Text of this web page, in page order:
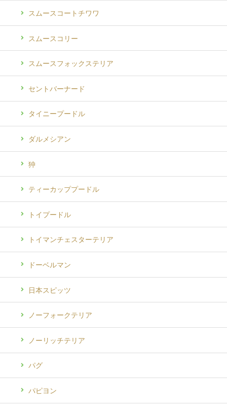
スムースコートチワワ
スムースコリー
スムースフォックステリア
セントバーナード
タイニープードル
ダルメシアン
狆
ティーカッププードル
トイプードル
トイマンチェスターテリア
ドーベルマン
日本スピッツ
ノーフォークテリア
ノーリッチテリア
パグ
パピヨン